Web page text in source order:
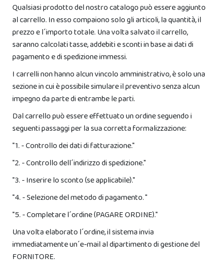
Qualsiasi prodotto del nostro catalogo può essere aggiunto
al carrello. In esso compaiono solo gli articoli, la quantità, il
prezzo e l´importo totale. Una volta salvato il carrello,
saranno calcolati tasse, addebiti e sconti in base ai dati di
pagamento e di spedizione immessi.
I carrelli non hanno alcun vincolo amministrativo, è solo una
sezione in cui è possibile simulare il preventivo senza alcun
impegno da parte di entrambe le parti.
Dal carrello può essere effettuato un ordine seguendo i
seguenti passaggi per la sua corretta formalizzazione:
"1. - Controllo dei dati di fatturazione."
"2. - Controllo dell´indirizzo di spedizione."
"3. - Inserire lo sconto (se applicabile)."
"4. - Selezione del metodo di pagamento. "
"5. - Completare l´ordine (PAGARE ORDINE)."
Una volta elaborato l´ordine, il sistema invia
immediatamente un´e-mail al dipartimento di gestione del
FORNITORE.